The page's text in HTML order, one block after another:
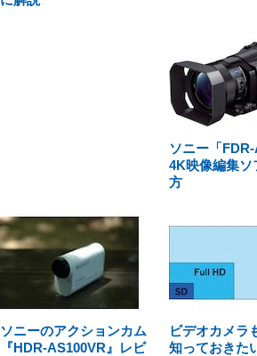
ソニー「
4K映像編集ソ
方
ソニーのアクションカム
『HDR-AS100VR』レビ
ビデオカメラ
知っておきた